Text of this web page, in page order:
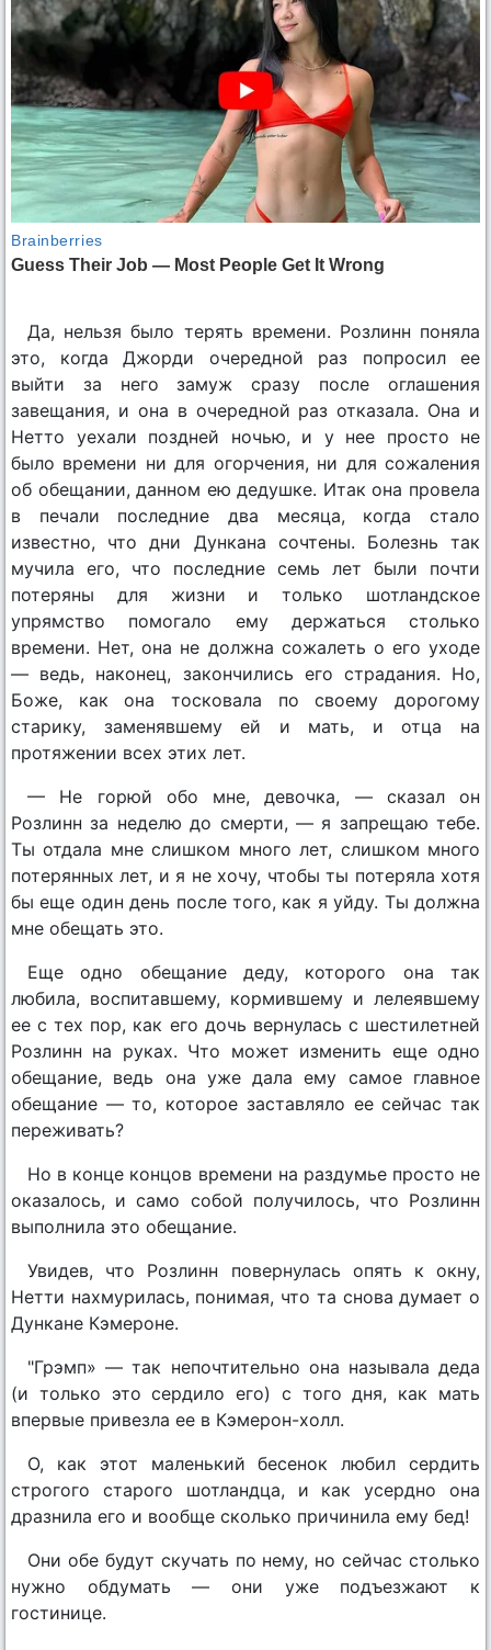
Да, нельзя было терять времени. Розлинн поняла
это, когда Джорди очередной раз попросил ее
выйти за него замуж сразу после оглашения
завещания, и она в очередной раз отказала. Она и
Нетто уехали поздней ночью, и у нее просто не
было времени ни для огорчения, ни для сожаления
об обещании, данном ею дедушке. Итак она провела
в печали последние два месяца, когда стало
известно, что дни Дункана сочтены. Болезнь так
мучила его, что последние семь лет были почти
потеряны для жизни и только шотландское
упрямство помогало ему держаться столько
времени. Нет, она не должна сожалеть о его уходе
— ведь, наконец, закончились его страдания. Но,
Боже, как она тосковала по своему дорогому
старику, заменявшему ей и мать, и отца на
протяжении всех этих лет.
— Не горюй обо мне, девочка, — сказал он
Розлинн за неделю до смерти, — я запрещаю тебе.
Ты отдала мне слишком много лет, слишком много
потерянных лет, и я не хочу, чтобы ты потеряла хотя
бы еще один день после того, как я уйду. Ты должна
мне обещать это.
Еще одно обещание деду, которого она так
любила, воспитавшему, кормившему и лелеявшему
ее с тех пор, как его дочь вернулась с шестилетней
Розлинн на руках. Что может изменить еще одно
обещание, ведь она уже дала ему самое главное
обещание — то, которое заставляло ее сейчас так
переживать?
Но в конце концов времени на раздумье просто не
оказалось, и само собой получилось, что Розлинн
выполнила это обещание.
Увидев, что Розлинн повернулась опять к окну,
Нетти нахмурилась, понимая, что та снова думает о
Дункане Кэмероне.
"Грэмп» — так непочтительно она называла деда
(и только это сердило его) с того дня, как мать
впервые привезла ее в Кэмерон-холл.
О, как этот маленький бесенок любил сердить
строгого старого шотландца, и как усердно она
дразнила его и вообще сколько причинила ему бед!
Они обе будут скучать по нему, но сейчас столько
нужно обдумать — они уже подъезжают к
гостинице.